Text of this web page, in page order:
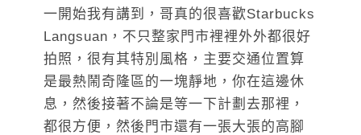
一開始我有講到，哥真的很喜歡Starbucks
Langsuan，不只整家門市裡裡外外都很好
拍照，很有其特別風格，主要交通位置算
是最熱鬧奇隆區的一塊靜地，你在這邊休
息，然後接著不論是等一下計劃去那裡，
都很方便，然後門市還有一張大張的高腳